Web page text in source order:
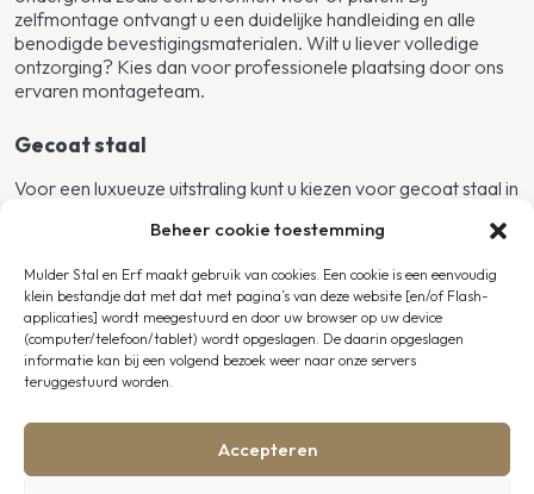
Beheer cookie toestemming
Mulder Stal en Erf maakt gebruik van cookies. Een cookie is een eenvoudig
klein bestandje dat met dat met pagina’s van deze website [en/of Flash-
applicaties] wordt meegestuurd en door uw browser op uw device
(computer/telefoon/tablet) wordt opgeslagen. De daarin opgeslagen
informatie kan bij een volgend bezoek weer naar onze servers
teruggestuurd worden.
Accepteren
zelfmontage ontvangt u een duidelijke handleiding en alle
benodigde bevestigingsmaterialen. Wilt u liever volledige
ontzorging? Kies dan voor professionele plaatsing door ons
ervaren montageteam.
Gecoat staal
Voor een luxueuze uitstraling kunt u kiezen voor gecoat staal in
poedercoating zorgt voor extra bescherming en een elegante
wij informeren u graag over de actuele levertijden en
meerprijzen.
Specificaties
Basic buitenstal-voorwanden met schuifdeuren
Tussenwanden met tralies aan bovenzijde (of gesloten)
Constructie van thermisch verzinkt staal